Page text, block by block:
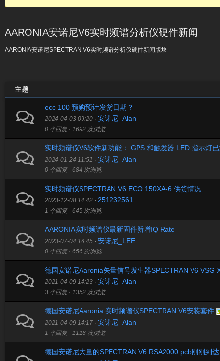
AARONIA安诺尼V6实时频谱分析仪硬件新闻
AARONIA安诺尼SPECTRAN V6实时频谱分析仪硬件新闻版块
主题
eco 100 预购预计发货日期？
2024-04-03 09:20 · 安诺尼_Alan
0 个回复 · 1692 次浏览
实时频谱仪V6软件新功能： GPS 和触发器 LED 指示灯
2024-01-24 11:51 · 安诺尼_Alan
0 个回复 · 684 次浏览
实时频谱仪SPECTRAN V6 ECO 150XA-6 供货情况
2023-12-08 14:42 · 251232561
1 个回复 · 645 次浏览
AARONIA实时频谱仪最新固件新增IQ Rate
2023-07-04 16:45 · 安诺尼_LEE
0 个回复 · 656 次浏览
德国安诺尼Aaronia矢量信号发生器SPECTRAN V6 VSG
2021-04-09 14:23 · 安诺尼_Alan
3 个回复 · 1352 次浏览
德国安诺尼Aaronia 实时频谱仪SPECTRAN V6安装套件
2021-04-09 14:17 · 安诺尼_Alan
1 个回复 · 1116 次浏览
德国安诺尼大量的SPECTRAN V6 RSA2000 pcb刚刚到达